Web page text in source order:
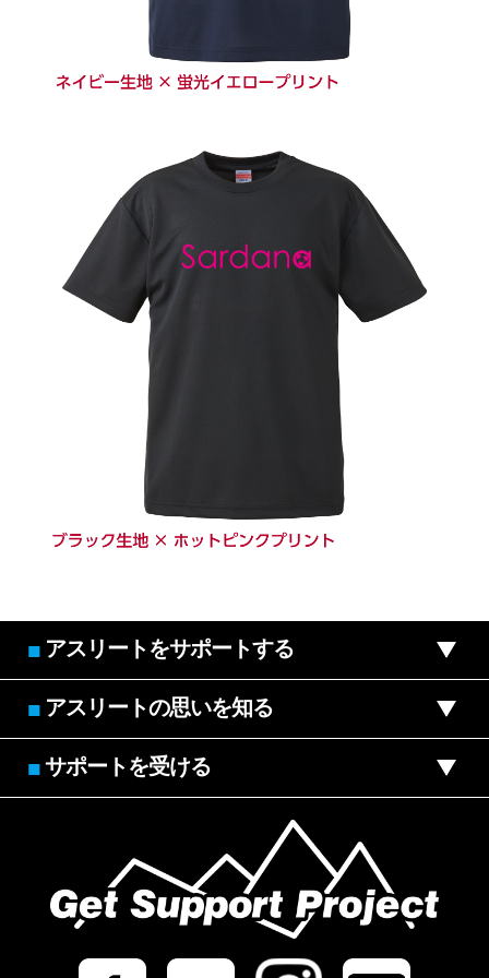
■ アスリートをサポートする
■ アスリートの思いを知る
■サポートを受ける